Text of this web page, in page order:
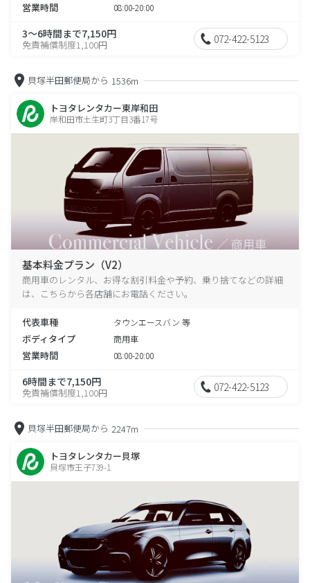
営業時間 08:00-20:00
3～6時間まで7,150円
免責補償制度1,100円 072-422-5123
貝塚半田郵便局から 1536m
トヨタレンタカー東岸和田
岸和田市土生町3丁目3番17号
基本料金プラン（V2）
商用車のレンタル、お得な割引料金や予約、乗り捨てなどの詳細
は、こちらから各店舗にお電話ください。
代表車種 タウンエースバン 等
ボディタイプ 商用車
営業時間 08:00-20:00
6時間まで7,150円
免責補償制度1,100円 072-422-5123
貝塚半田郵便局から 2247m
トヨタレンタカー貝塚
貝塚市王子739-1